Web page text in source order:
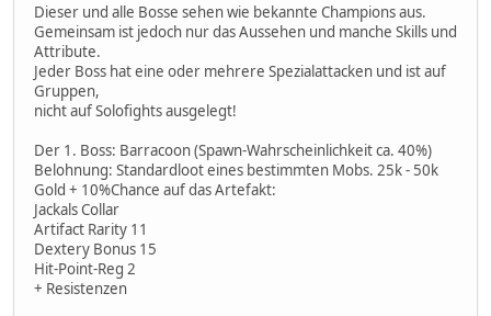
Dieser und alle Bosse sehen wie bekannte Champions aus.
Gemeinsam ist jedoch nur das Aussehen und manche Skills und
Attribute.
Jeder Boss hat eine oder mehrere Spezialattacken und ist auf
Gruppen,
nicht auf Solofights ausgelegt!
Der 1. Boss: Barracoon (Spawn-Wahrscheinlichkeit ca. 40%)
Belohnung: Standardloot eines bestimmten Mobs. 25k - 50k
Gold + 10%Chance auf das Artefakt:
Jackals Collar
Artifact Rarity 11
Dextery Bonus 15
Hit-Point-Reg 2
+ Resistenzen